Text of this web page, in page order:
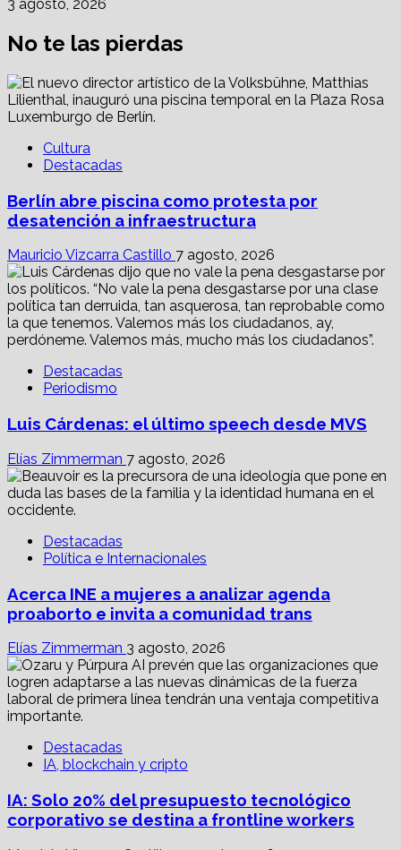
3 agosto, 2026
No te las pierdas
Cultura
Destacadas
Berlín abre piscina como protesta por
desatención a infraestructura
Mauricio Vizcarra Castillo 7 agosto, 2026
Destacadas
Periodismo
Luis Cárdenas: el último speech desde MVS
Elías Zimmerman 7 agosto, 2026
Destacadas
Política e Internacionales
Acerca INE a mujeres a analizar agenda
proaborto e invita a comunidad trans
Elías Zimmerman 3 agosto, 2026
Destacadas
IA, blockchain y cripto
IA: Solo 20% del presupuesto tecnológico
corporativo se destina a frontline workers